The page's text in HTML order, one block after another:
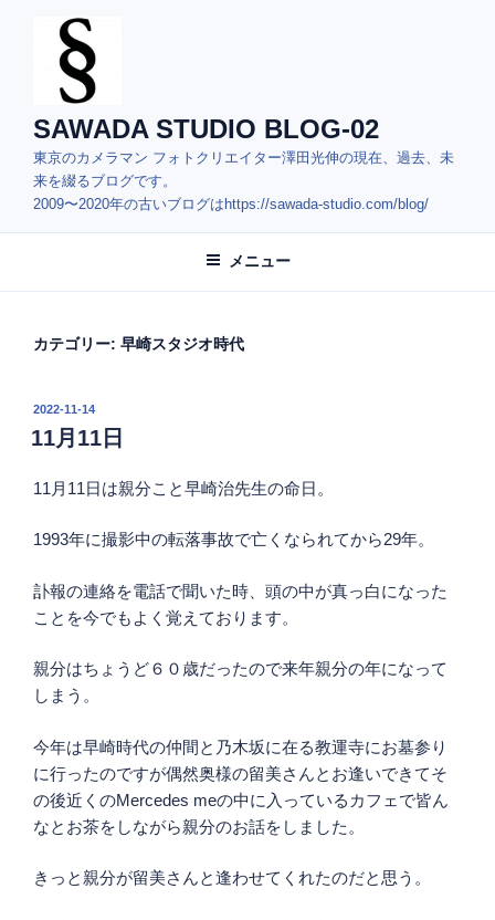
SAWADA STUDIO BLOG-02
東京のカメラマン フォトクリエイター澤田光伸の現在、過去、未
来を綴るブログです。
2009〜2020年の古いブログはhttps://sawada-studio.com/blog/
メニュー
カテゴリー: 早崎スタジオ時代
投
稿
日:
2022-11-14
11月11日
11月11日は親分こと早崎治先生の命日。
1993年に撮影中の転落事故で亡くなられてから29年。
訃報の連絡を電話で聞いた時、頭の中が真っ白になった
ことを今でもよく覚えております。
親分はちょうど６０歳だったので来年親分の年になって
しまう。
今年は早崎時代の仲間と乃木坂に在る教運寺にお墓参り
に行ったのですが偶然奥様の留美さんとお逢いできてそ
の後近くのMercedes meの中に入っているカフェで皆ん
なとお茶をしながら親分のお話をしました。
きっと親分が留美さんと逢わせてくれたのだと思う。